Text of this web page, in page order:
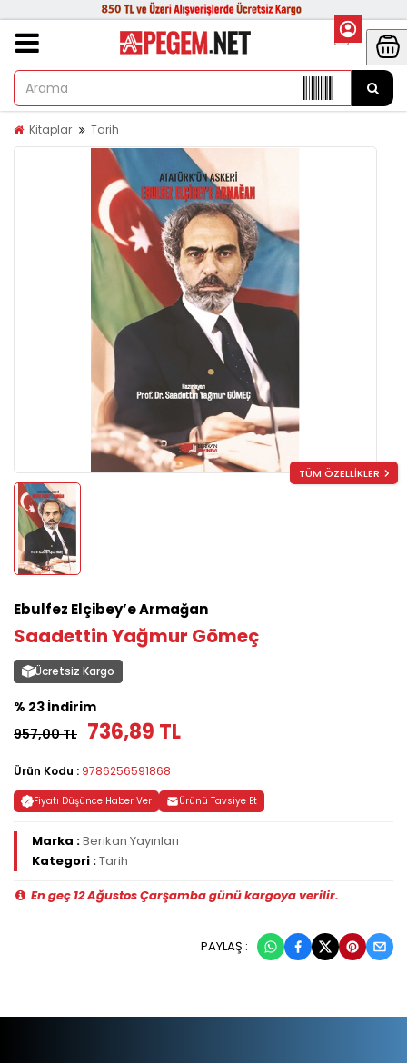
Kitaplar Tarih
TÜM ÖZELLİKLER
Ebulfez Elçibey’e Armağan
Saadettin Yağmur Gömeç
Ücretsiz Kargo
% 23 İndirim
957,00 TL 736,89 TL
Ürün Kodu : 9786256591868
Fiyatı Düşünce Haber Ver Ürünü Tavsiye Et
Marka :Berikan Yayınları
Kategori :Tarih
En geç 12 Ağustos Çarşamba günü kargoya verilir.
PAYLAŞ :